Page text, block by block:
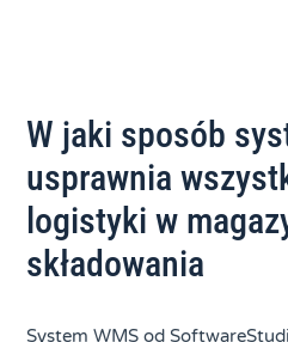
W jaki sposób
usprawnia
logistyki w
składowania
System WMS od